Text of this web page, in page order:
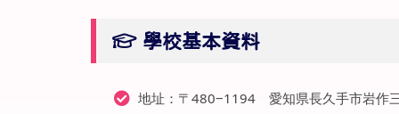
學校基本資料
地址：〒480‒1194 愛知県長久手市岩作